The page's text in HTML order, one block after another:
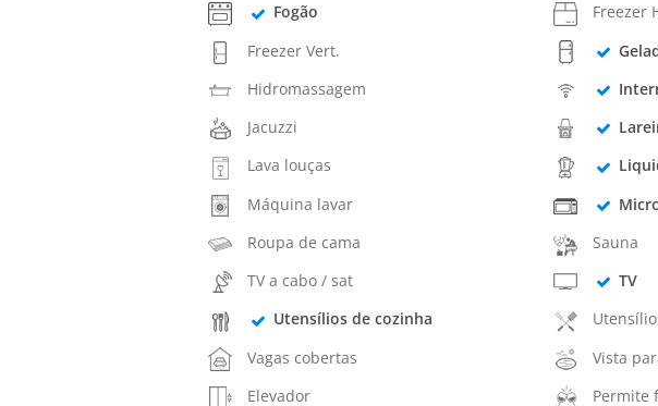
Fogão
Freezer
Freezer Vert.
Hidromassagem
Jacuzzi
Lava louças
Máquina lavar
Roupa de cama
Sauna
TV a cabo / sat
TV
Utensílios de cozinha
Vagas cobertas
Vista
Elevador
Permite